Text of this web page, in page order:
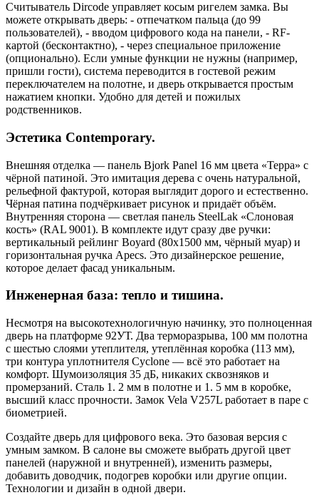
Считыватель Dircode управляет косым ригелем замка. Вы
можете открывать дверь: - отпечатком пальца (до 99
пользователей), - вводом цифрового кода на панели, - RF-
картой (бесконтактно), - через специальное приложение
(опционально). Если умные функции не нужны (например,
пришли гости), система переводится в гостевой режим
переключателем на полотне, и дверь открывается простым
нажатием кнопки. Удобно для детей и пожилых
родственников.
Эстетика Contemporary.
Внешняя отделка — панель Bjork Panel 16 мм цвета «Терра» с
чёрной патиной. Это имитация дерева с очень натуральной,
рельефной фактурой, которая выглядит дорого и естественно.
Чёрная патина подчёркивает рисунок и придаёт объём.
Внутренняя сторона — светлая панель SteelLak «Слоновая
кость» (RAL 9001). В комплекте идут сразу две ручки:
вертикальный рейлинг Boyard (80х1500 мм, чёрный муар) и
горизонтальная ручка Apecs. Это дизайнерское решение,
которое делает фасад уникальным.
Инженерная база: тепло и тишина.
Несмотря на высокотехнологичную начинку, это полноценная
дверь на платформе 92УТ. Два терморазрыва, 100 мм полотна
с шестью слоями утеплителя, утеплённая коробка (113 мм),
три контура уплотнителя Cyclone — всё это работает на
комфорт. Шумоизоляция 35 дБ, никаких сквозняков и
промерзаний. Сталь 1. 2 мм в полотне и 1. 5 мм в коробке,
высший класс прочности. Замок Vela V257L работает в паре с
биометрией.
Создайте дверь для цифрового века. Это базовая версия с
умным замком. В салоне вы сможете выбрать другой цвет
панелей (наружной и внутренней), изменить размеры,
добавить доводчик, подогрев коробки или другие опции.
Технологии и дизайн в одной двери.